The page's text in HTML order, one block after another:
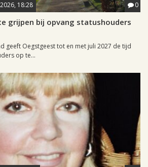
18:28 0
grijpen bij opvang statushouders
geeft Oegstgeest tot en met juli 2027 de tijd
op te...